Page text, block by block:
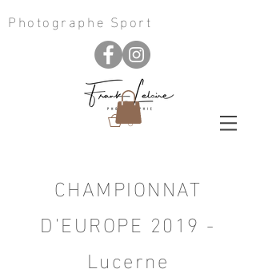
Photographe Sport
0
CHAMPIONNAT
D'EUROPE 2019 -
Lucerne